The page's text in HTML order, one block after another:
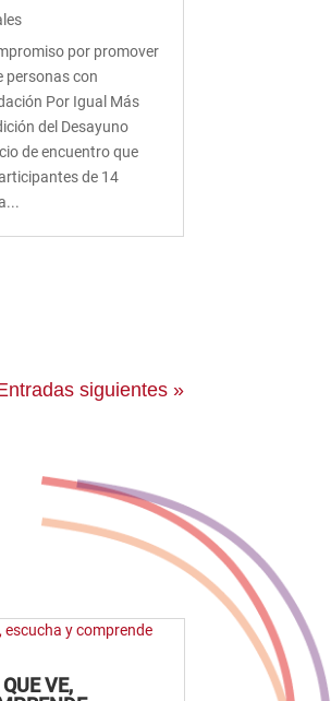
por promover
personas con
Por Igual Más
del Desayuno
de encuentro que
de 14
siguientes »
VE,